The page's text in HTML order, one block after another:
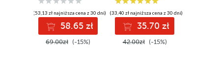
(53,13 zł najniższa cena z 30 dni)
58.65 zł
69.00zł (-15%)
(33,40 zł najniższa cena z 30 dni)
35.70 zł
42.00zł (-15%)